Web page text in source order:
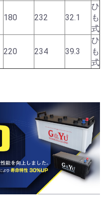
180 232 32.1
ひ
も
式
220 234 39.3
ひ
も
式